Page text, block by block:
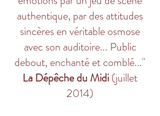
authentique, par des attitudes
sincères en véritable osmose
avec son auditoire... Public
debout, enchanté et comblé..."
La Dépêche du Midi(juillet
2014)